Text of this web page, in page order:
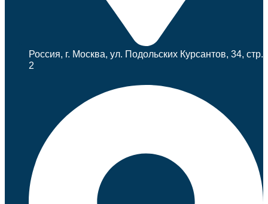
Россия, г. Москва, ул. Подольских Курсантов, 34, стр.
2